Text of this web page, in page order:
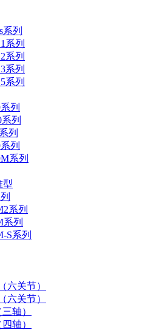
列
系列
系列
系列
系列
列
列
列
列
系列
型
系列
列
S系列
六关节）
六关节）
轴）
轴）